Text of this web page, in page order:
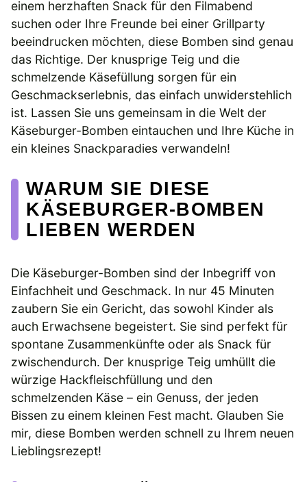
einem herzhaften Snack für den Filmabend
suchen oder Ihre Freunde bei einer Grillparty
beeindrucken möchten, diese Bomben sind genau
das Richtige. Der knusprige Teig und die
schmelzende Käsefüllung sorgen für ein
Geschmackserlebnis, das einfach unwiderstehlich
ist. Lassen Sie uns gemeinsam in die Welt der
Käseburger-Bomben eintauchen und Ihre Küche in
ein kleines Snackparadies verwandeln!
WARUM SIE DIESE
KÄSEBURGER-BOMBEN
LIEBEN WERDEN
Die Käseburger-Bomben sind der Inbegriff von
Einfachheit und Geschmack. In nur 45 Minuten
zaubern Sie ein Gericht, das sowohl Kinder als
auch Erwachsene begeistert. Sie sind perfekt für
spontane Zusammenkünfte oder als Snack für
zwischendurch. Der knusprige Teig umhüllt die
würzige Hackfleischfüllung und den
schmelzenden Käse – ein Genuss, der jeden
Bissen zu einem kleinen Fest macht. Glauben Sie
mir, diese Bomben werden schnell zu Ihrem neuen
Lieblingsrezept!